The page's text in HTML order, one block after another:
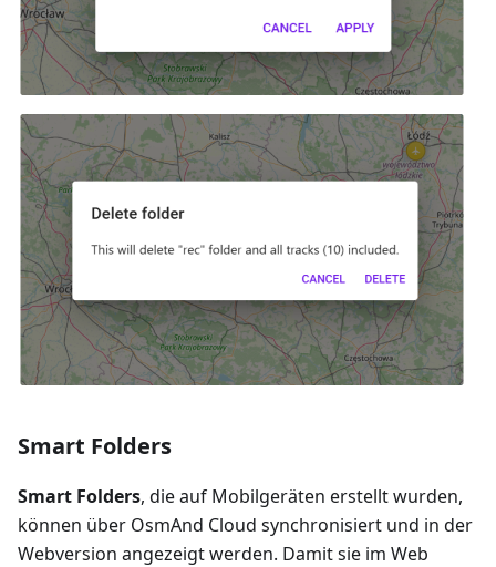
Smart Folders
Smart Folders, die auf Mobilgeräten erstellt wurden,
können über OsmAnd Cloud synchronisiert und in der
Webversion angezeigt werden. Damit sie im Web